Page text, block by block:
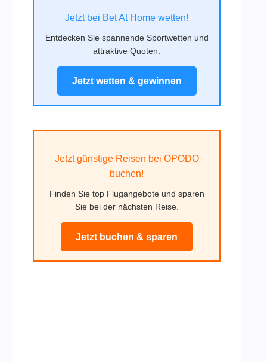
Jetzt bei Bet At Home wetten!
Entdecken Sie spannende Sportwetten und
attraktive Quoten.
Jetzt wetten & gewinnen
Jetzt günstige Reisen bei OPODO
buchen!
Finden Sie top Flugangebote und sparen
Sie bei der nächsten Reise.
Jetzt buchen & sparen